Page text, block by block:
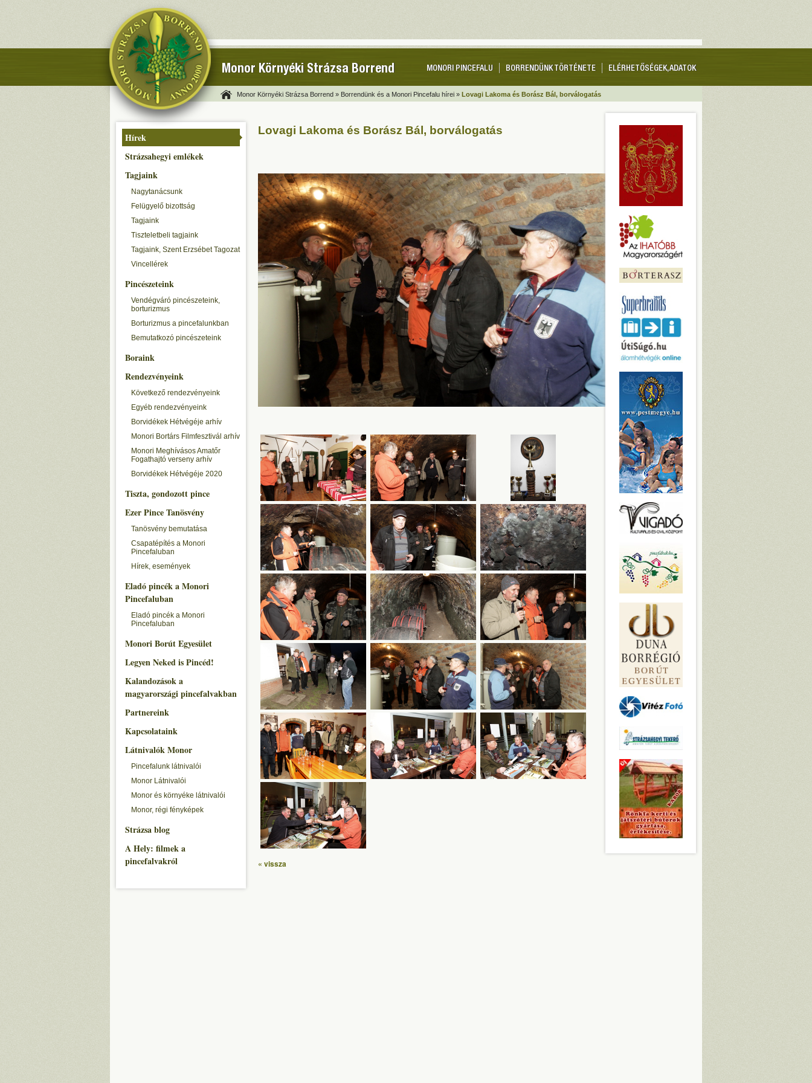
Monor Környéki Strázsa Borrend ELÉRHETŐSÉGEK, ADATOK
BORRENDÜNK TÖRTÉNETE
MONORI PINCEFALU
Monor Környéki Strázsa Borrend » Borrendünk és a Monori Pincefalu hírei » Lovagi Lakoma és Borász Bál, borválogatás
Hírek
Strázsahegyi emlékek
Tagjaink
Nagytanácsunk
Felügyelő bizottság
Tagjaink
Tiszteletbeli tagjaink
Tagjaink, Szent Erzsébet Tagozat
Vincellérek
Pincészeteink
Vendégváró pincészeteink,
borturizmus
Borturizmus a pincefalunkban
Bemutatkozó pincészeteink
Boraink
Rendezvényeink
Következő rendezvényeink
Egyéb rendezvényeink
Borvidékek Hétvégéje arhív
Monori Bortárs Filmfesztivál arhív
Monori Meghívásos Amatőr
Fogathajtó verseny arhív
Borvidékek Hétvégéje 2020
Tiszta, gondozott pince
Ezer Pince Tanösvény
Tanösvény bemutatása
Csapatépítés a Monori
Pincefaluban
Hírek, események
Eladó pincék a Monori
Pincefaluban
Eladó pincék a Monori
Pincefaluban
Monori Borút Egyesület
Legyen Neked is Pincéd!
Kalandozások a
magyarországi pincefalvakban
Partnereink
Kapcsolataink
Látnivalók Monor
Pincefalunk látnivalói
Monor Látnivalói
Monor és környéke látnivalói
Monor, régi fényképek
Strázsa blog
A Hely: filmek a
pincefalvakról
Lovagi Lakoma és Borász Bál, borválogatás
« vissza